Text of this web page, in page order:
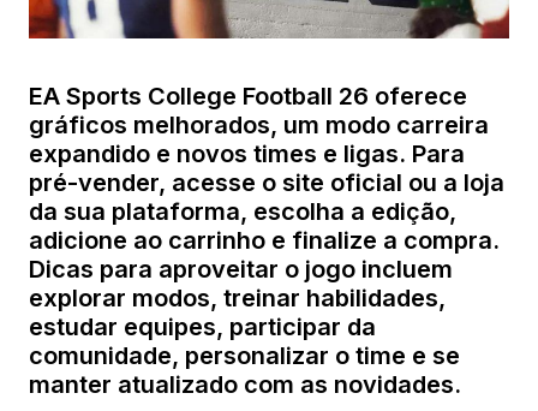
EA Sports College Football 26 oferece
gráficos melhorados, um modo carreira
expandido e novos times e ligas. Para
pré-vender, acesse o site oficial ou a loja
da sua plataforma, escolha a edição,
adicione ao carrinho e finalize a compra.
Dicas para aproveitar o jogo incluem
explorar modos, treinar habilidades,
estudar equipes, participar da
comunidade, personalizar o time e se
manter atualizado com as novidades.